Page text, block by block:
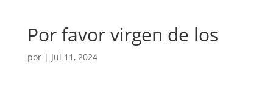
Por favor virgen de los
por | Jul 11, 2024